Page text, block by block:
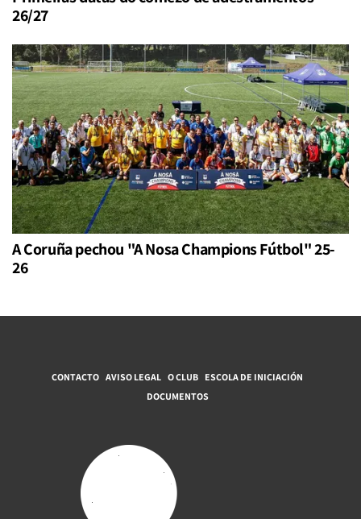
26/27
A Coruña pechou "A Nosa Champions Fútbol" 25-
26
CONTACTO AVISO LEGAL O CLUB ESCOLA DE INICIACIÓN
DOCUMENTOS